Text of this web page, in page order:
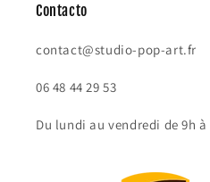
Contacto
contact@studio-pop-art.fr
06 48 44 29 53
Du lundi au vendredi de 9h à